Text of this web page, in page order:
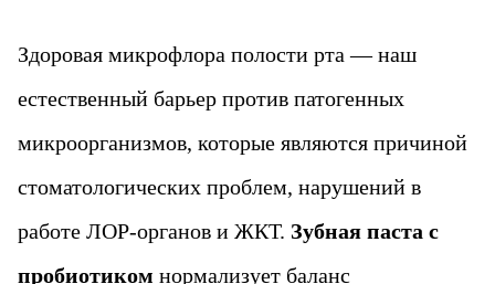
Здоровая микрофлора полости рта — наш
естественный барьер против патогенных
микроорганизмов, которые являются причиной
стоматологических проблем, нарушений в
работе ЛОР-органов и ЖКТ. Зубная паста с
пробиотиком нормализует баланс